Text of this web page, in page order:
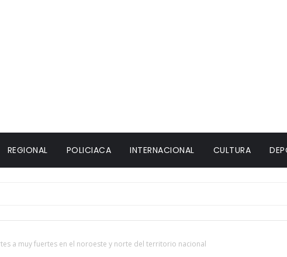
REGIONAL POLICIACA INTERNACIONAL CULTURA
a muy fuertes en el noroeste y norte del territorio nacional